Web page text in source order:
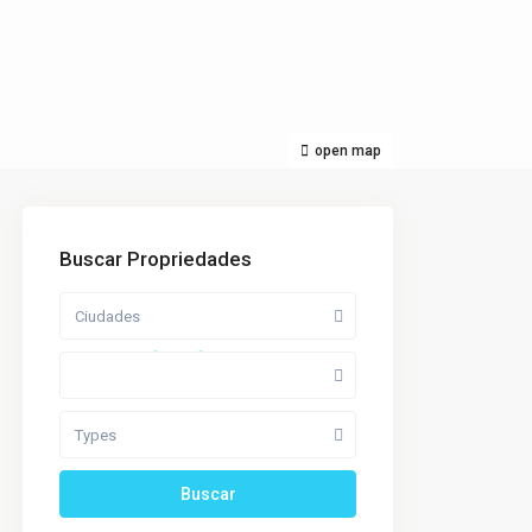
open map
Buscar Propriedades
Ciudades
Types
Buscar